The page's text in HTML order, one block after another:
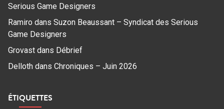
Serious Game Designers
Ramiro dans Suzon Beaussant – Syndicat des Serious
Game Designers
Grovast dans Débrief
Delloth dans Chroniques – Juin 2026
ÉTIQUETTES